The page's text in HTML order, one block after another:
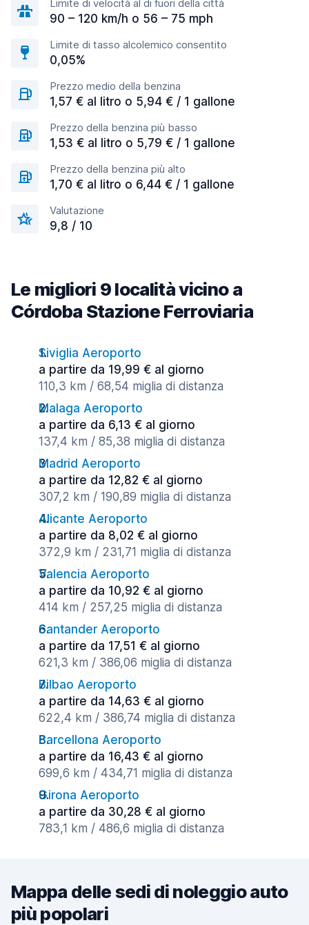
Limite di velocità al di fuori della città
90 – 120 km/h o 56 – 75 mph
Limite di tasso alcolemico consentito
0,05%
Prezzo medio della benzina
1,57 € al litro o 5,94 € / 1 gallone
Prezzo della benzina più basso
1,53 € al litro o 5,79 € / 1 gallone
Prezzo della benzina più alto
1,70 € al litro o 6,44 € / 1 gallone
Valutazione
9,8 / 10
Le migliori 9 località vicino a
Córdoba Stazione Ferroviaria
Siviglia Aeroporto
a partire da 19,99 € al giorno
110,3 km / 68,54 miglia di distanza
Malaga Aeroporto
a partire da 6,13 € al giorno
137,4 km / 85,38 miglia di distanza
Madrid Aeroporto
a partire da 12,82 € al giorno
307,2 km / 190,89 miglia di distanza
Alicante Aeroporto
a partire da 8,02 € al giorno
372,9 km / 231,71 miglia di distanza
Valencia Aeroporto
a partire da 10,92 € al giorno
414 km / 257,25 miglia di distanza
Santander Aeroporto
a partire da 17,51 € al giorno
621,3 km / 386,06 miglia di distanza
Bilbao Aeroporto
a partire da 14,63 € al giorno
622,4 km / 386,74 miglia di distanza
Barcellona Aeroporto
a partire da 16,43 € al giorno
699,6 km / 434,71 miglia di distanza
Girona Aeroporto
a partire da 30,28 € al giorno
783,1 km / 486,6 miglia di distanza
Mappa delle sedi di noleggio auto
più popolari